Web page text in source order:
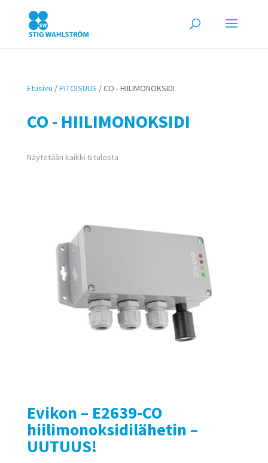
Etusivu /PITOISUUS / CO - HIILIMONOKSIDI
CO - HIILIMONOKSIDI
Näytetään kaikki 6 tulosta
Evikon – E2639-CO
hiilimonoksidilähetin –
UUTUUS!